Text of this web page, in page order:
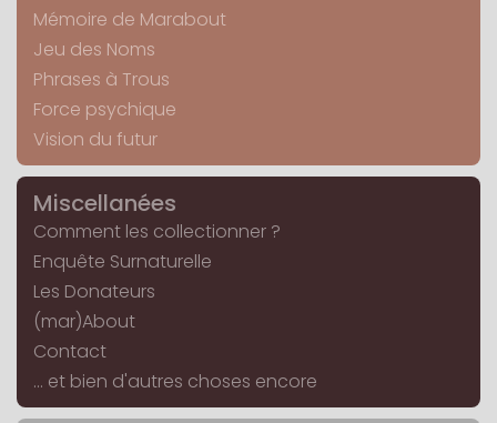
Mémoire de Marabout
Jeu des Noms
Phrases à Trous
Force psychique
Vision du futur
Miscellanées
Comment les collectionner ?
Enquête Surnaturelle
Les Donateurs
(mar)About
Contact
... et bien d'autres choses encore